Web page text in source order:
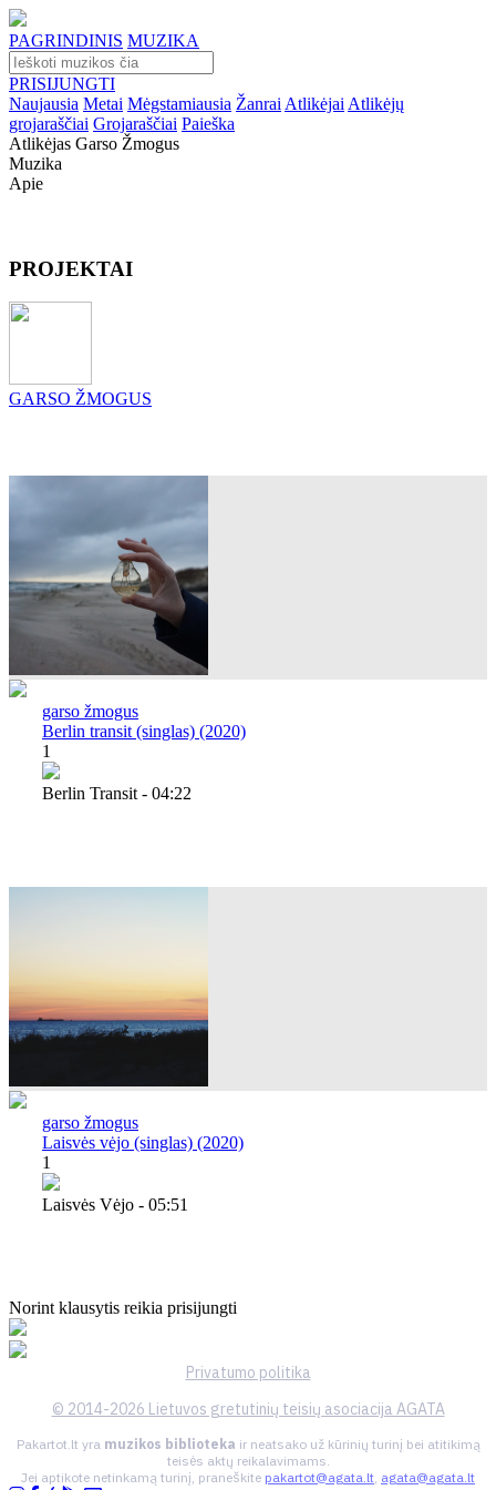
PAGRINDINIS MUZIKA
PRISIJUNGTI
Naujausia Metai Mėgstamiausia Žanrai Atlikėjai Atlikėjų
grojaraščiai Grojaraščiai Paieška
Atlikėjas Garso Žmogus
Muzika
Apie
PROJEKTAI
GARSO ŽMOGUS
garso žmogus
Berlin transit (singlas) (2020)
1
Berlin Transit - 04:22
garso žmogus
Laisvės vėjo (singlas) (2020)
1
Laisvės Vėjo - 05:51
Norint klausytis reikia prisijungti
Privatumo politika
© 2014-2026 Lietuvos gretutinių teisių asociacija AGATA
Pakartot.lt yra muzikos biblioteka ir neatsako už kūrinių turinį bei atitikimą
teisės aktų reikalavimams.
Jei aptikote netinkamą turinį, praneškite pakartot@agata.lt, agata@agata.lt